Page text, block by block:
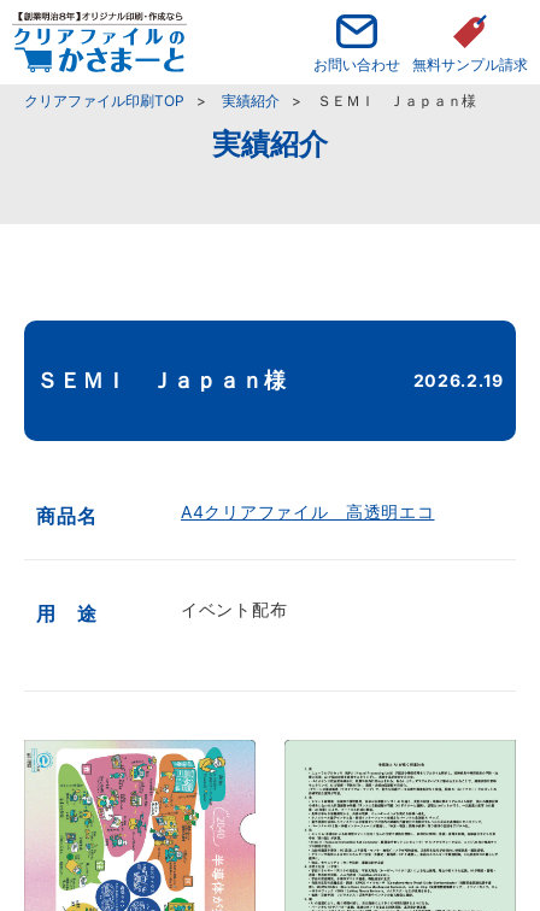
お問い合わせ
無料サンプル請求
クリアファイル印刷TOP
実績紹介 ＳＥＭＩ Ｊａｐａｎ様
実績紹介
ＳＥＭＩ Ｊａｐａｎ様 2026.2.19
商品名 A4クリアファイル 高透明エコ
用 途 イベント配布